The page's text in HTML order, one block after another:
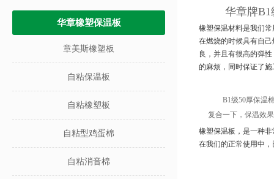
华章橡塑保温板
章美斯橡塑板
自粘保温板
自粘橡塑板
自粘型鸡蛋棉
自粘消音棉
华章牌B1
橡塑保温材料是我们
在燃烧的时候具有自
良，并且有很高的弹
的麻烦，同时保证了
B1级50厚保温
复合一下，保温效
橡塑保温板，是一种
在我们的正常使用中